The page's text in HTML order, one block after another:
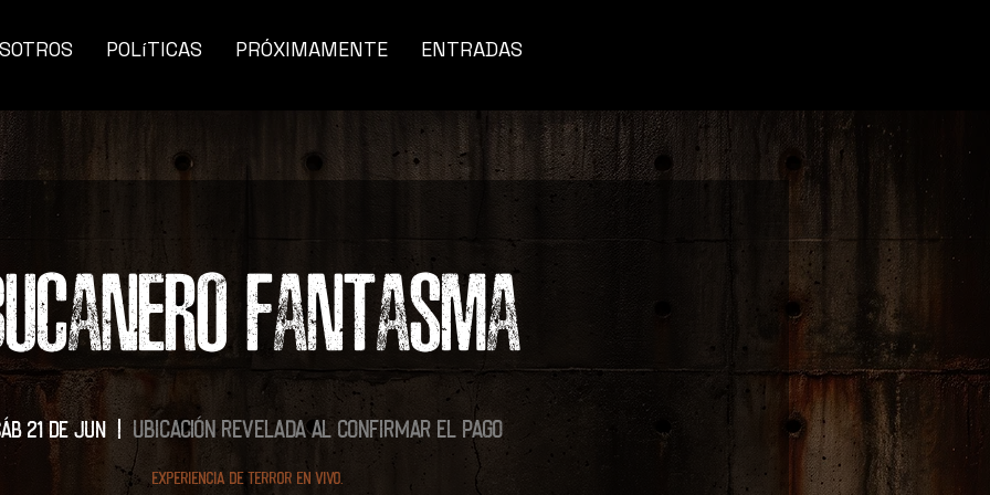
POLíTICAS PRÓXIMAMENTE ENTRADAS
FANTASMA
21 de jun
  |
Ubicación revelada al confirmar el pago
Experiencia de terror en vivo.